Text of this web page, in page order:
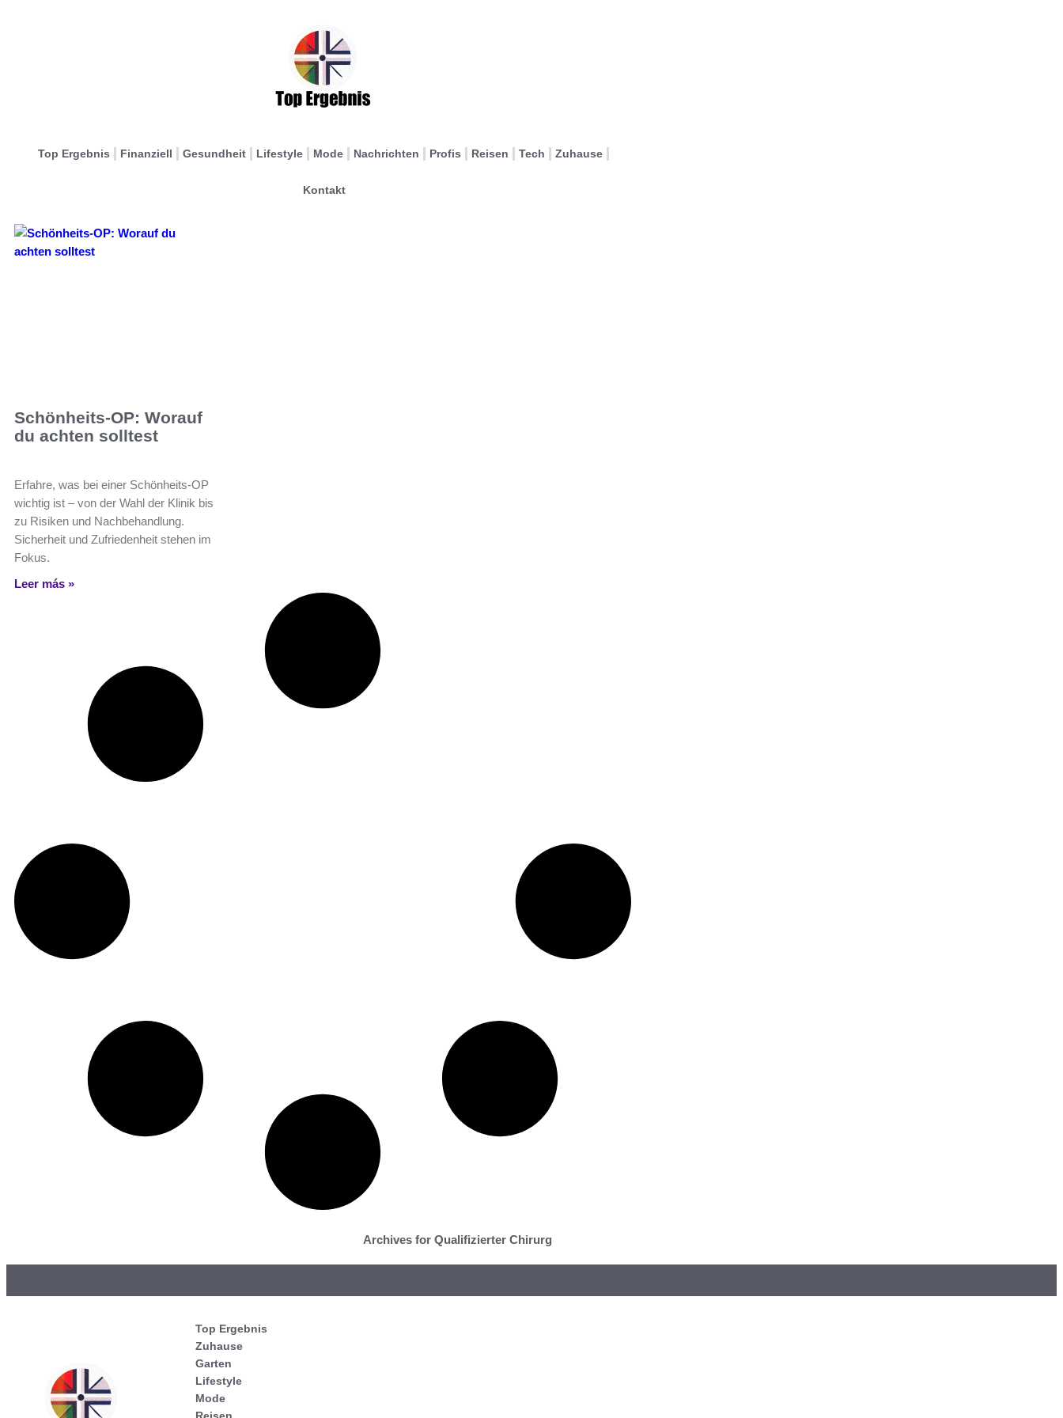
Top Ergebnis Finanziell Gesundheit Lifestyle Mode Nachrichten Profis Reisen Tech Zuhause
Kontakt
Schönheits-OP: Worauf
du achten solltest
Erfahre, was bei einer Schönheits-OP
wichtig ist – von der Wahl der Klinik bis
zu Risiken und Nachbehandlung.
Sicherheit und Zufriedenheit stehen im
Fokus.
Leer más »
Archives for Qualifizierter Chirurg
Top Ergebnis
Zuhause
Garten
Lifestyle
Mode